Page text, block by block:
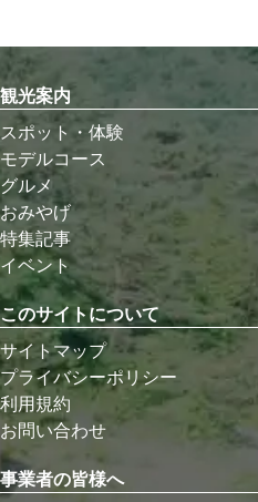
観光案内
スポット・体験
モデルコース
グルメ
おみやげ
特集記事
イベント
このサイトについて
サイトマップ
プライバシーポリシー
利用規約
お問い合わせ
事業者の皆様へ